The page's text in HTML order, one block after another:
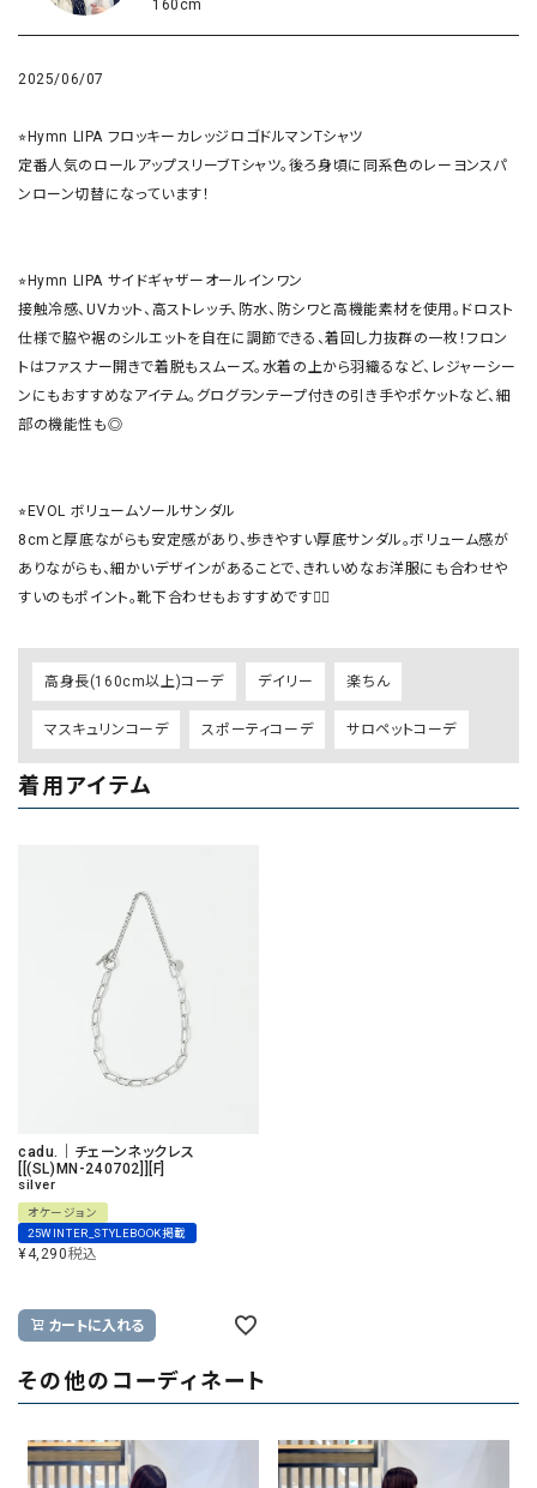
160cm
2025/06/07
⭐︎Hymn LIPA フロッキーカレッジロゴドルマンTシャツ
定番人気のロールアップスリーブTシャツ。後ろ身頃に同系色のレーヨンスパ
ンローン切替になっています！
⭐︎Hymn LIPA サイドギャザーオールインワン
接触冷感、UVカット、高ストレッチ、防水、防シワと高機能素材を使用。ドロスト
仕様で脇や裾のシルエットを自在に調節できる、着回し力抜群の一枚！フロン
トはファスナー開きで着脱もスムーズ。水着の上から羽織るなど、レジャーシー
ンにもおすすめなアイテム。グログランテープ付きの引き手やポケットなど、細
部の機能性も◎
⭐︎EVOL ボリュームソールサンダル
8cmと厚底ながらも安定感があり、歩きやすい厚底サンダル。ボリューム感が
ありながらも、細かいデザインがあることで、きれいめなお洋服にも合わせや
すいのもポイント。靴下合わせもおすすめです🙆‍♀️
高身長(160cm以上)コーデ デイリー 楽ちん
マスキュリンコーデ スポーティコーデ サロペットコーデ
着用アイテム
cadu.｜チェーンネックレス
[[(SL)MN-240702]][F]
silver
オケージョン
25WINTER_STYLEBOOK掲載
¥4,290税込
カートに入れる
その他のコーディネート